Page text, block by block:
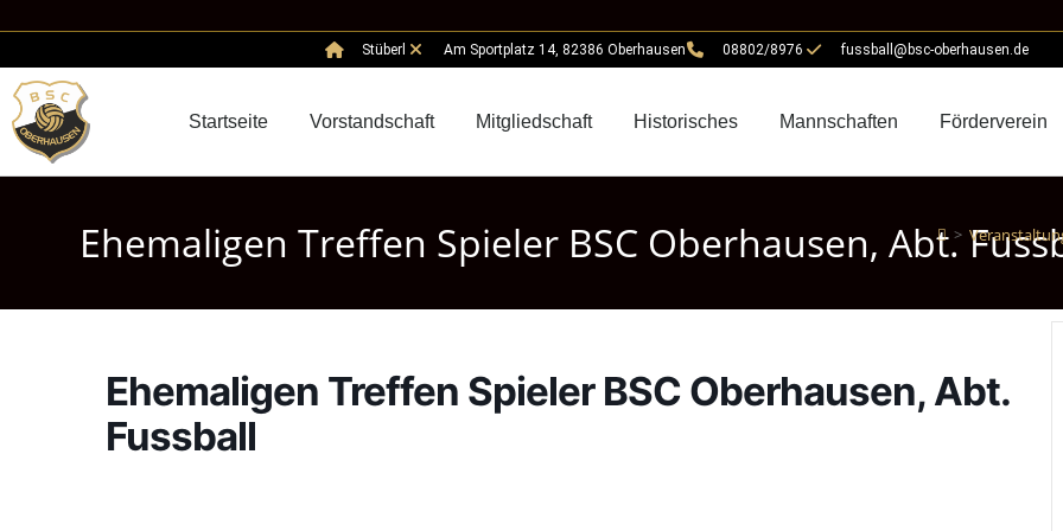
Stüberl Am Sportplatz 14, 82386 Oberhausen 08802/8976 fussball@bsc-oberhausen.de
Startseite Vorstandschaft Mitgliedschaft Historisches Mannschaften Förderverein
Ehemaligen Treffen Spieler BSC Oberhausen, Abt.>
Ehemaligen Treffen Spieler BSC Oberhausen, Abt.
Fussball